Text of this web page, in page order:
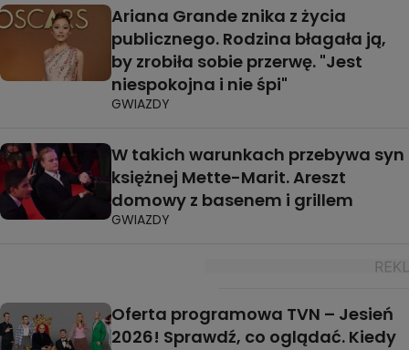
Ariana Grande znika z życia
publicznego. Rodzina błagała ją,
by zrobiła sobie przerwę. "Jest
niespokojna i nie śpi"
GWIAZDY
W takich warunkach przebywa syn
księżnej Mette-Marit. Areszt
domowy z basenem i grillem
GWIAZDY
Oferta programowa TVN – Jesień
2026! Sprawdź, co oglądać. Kiedy